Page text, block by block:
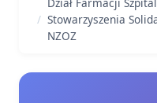
Stowarzyszenia
NZOZ